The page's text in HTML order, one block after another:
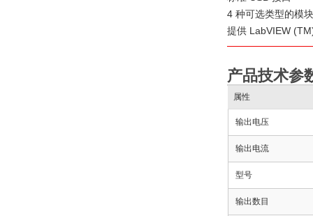
4 种可选类型的模
提供 LabVIEW
产品技术参
属性
输出电压
输出电流
型号
输出数目